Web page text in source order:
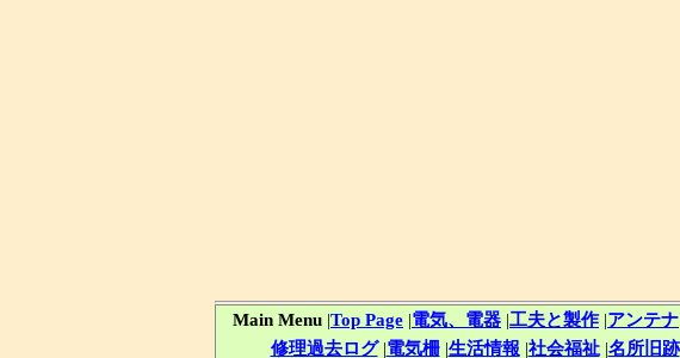
Main Menu |Top Page |電気、電器 |工夫と製作 |アンテナ
修理過去ログ|電気柵|生活情報 |社会福祉|名所旧跡